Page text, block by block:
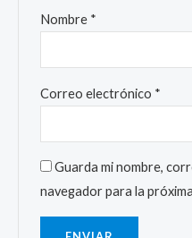
Nombre *
Correo electrónico *
Guarda mi nombre,
navegador para la